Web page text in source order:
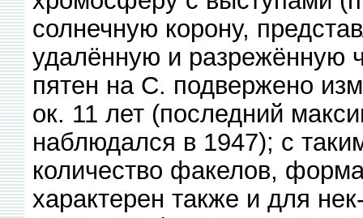
солнечную корону,
удалённую и разрежённую
пятен на С. подвержено
ок. 11 лет (последний
наблюдался в 1947); с
количество факелов,
характерен также и для